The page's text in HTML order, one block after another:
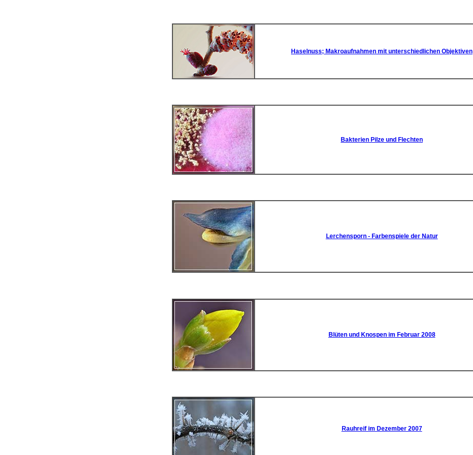
Haselnuss; Makroaufnahmen mit unterschiedlichen Objektiven
Bakterien Pilze und Flechten
Lerchensporn - Farbenspiele der Natur
Blüten und Knospen im Februar 2008
Rauhreif im Dezember 2007